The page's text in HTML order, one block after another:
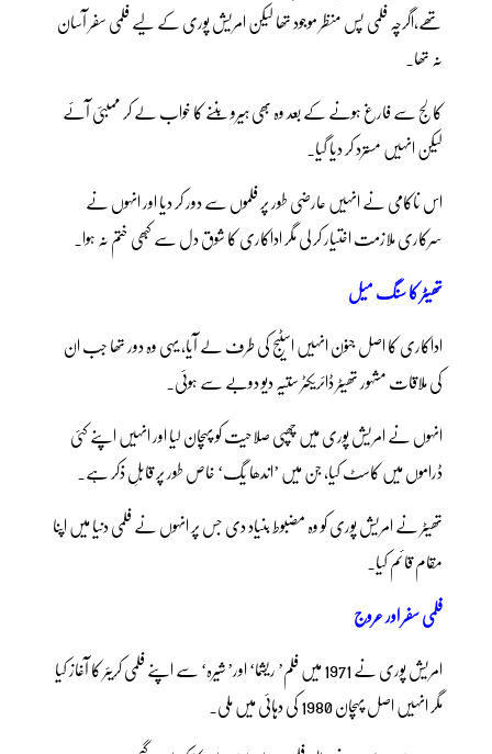
تھے،اگرچہ فلمی پس منظر موجود تھا لیکن امریش پوری کے لیے فلمی سفر آسان
نہ تھا۔
کالج سے فارغ ہونے کے بعد وہ بھی ہیرو بننے کا خواب لے کر ممبئی آئے
لیکن انہیں مسترد کر دیا گیا۔
اس ناکامی نے انہیں عارضی طور پر فلموں سے دور کر دیا اور انہوں نے
سرکاری ملازمت اختیار کر لی مگر اداکاری کا شوق دل سے کبھی ختم نہ ہوا۔
تھیٹر کا سنگ میل
اداکاری کا اصل جنون انہیں اسٹیج کی طرف لے آیا، یہی وہ دور تھا جب ان
کی ملاقات مشہور تھیٹر ڈائریکٹر ستیہ دیو دوبے سے ہوئی۔
انہوں نے امریش پوری میں چھپی صلاحیت کو پہچان لیا اور انہیں اپنے کئی
ڈراموں میں کاسٹ کیا، جن میں ’اندھا یگ‘ خاص طور پر قابلِ ذکر ہے۔
تھیٹر نے امریش پوری کو وہ مضبوط بنیاد دی جس پر انہوں نے فلمی دنیا میں اپنا
مقام قائم کیا۔
فلمی سفر اور عروج
امریش پوری نے 1971 میں فلم’ ریشما‘ اور’ شیرہ‘ سے اپنے فلمی کریئر کا آغاز کیا
مگر انہیں اصل پہچان 1980 کی دہائی میں ملی۔